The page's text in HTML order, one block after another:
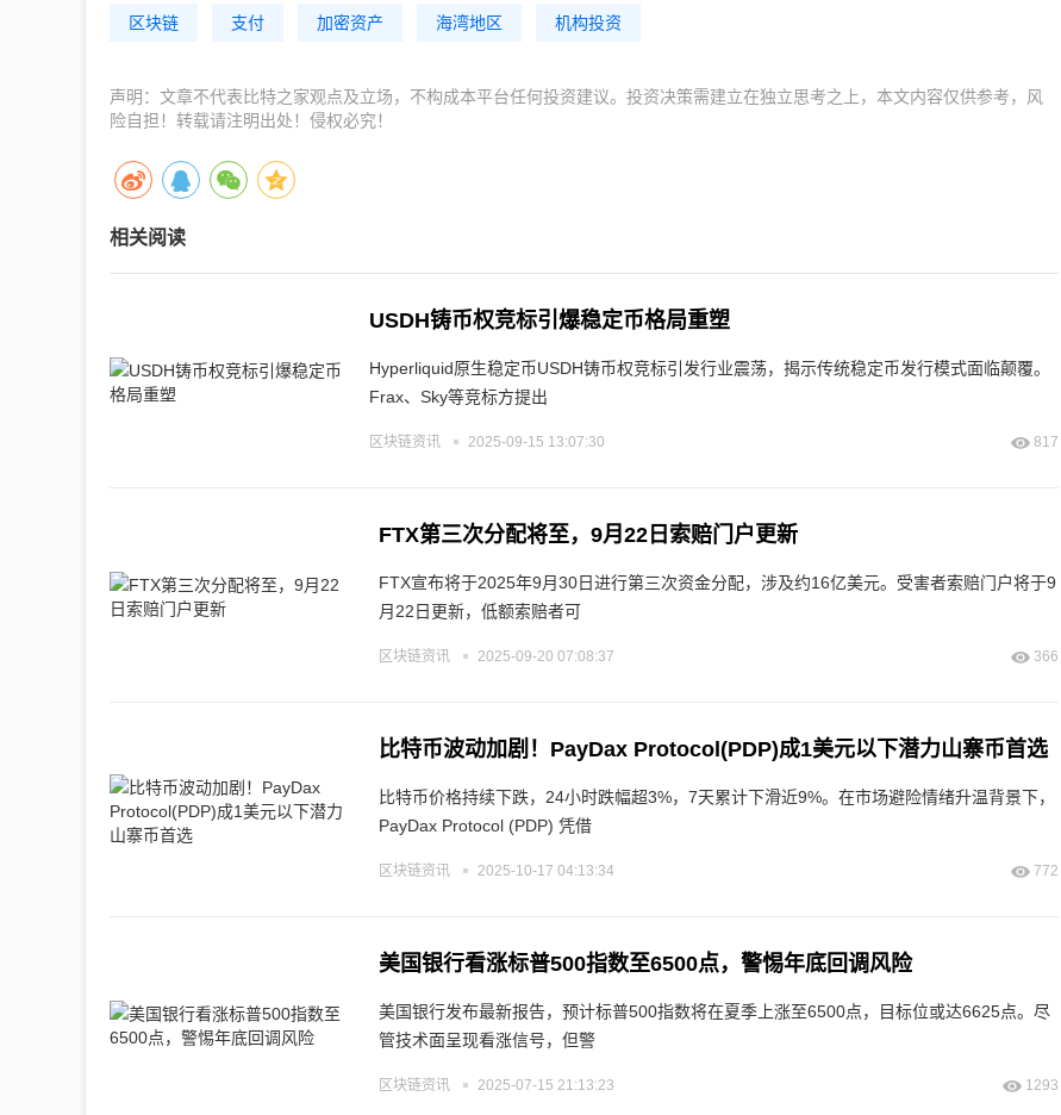
区块链 支付 加密资产 海湾地区 机构投资
声明：文章不代表比特之家观点及立场，不构成本平台任何投资建议。投资决策需建立在独立思考之上，本文内容仅供参考，风
险自担！转载请注明出处！侵权必究！
相关阅读
USDH铸币权竞标引爆稳定币格局重塑
Hyperliquid原生稳定币USDH铸币权竞标引发行业震荡，揭示传统稳定币发行模式面临颠覆。
Frax、Sky等竞标方提出
区块链资讯 2025-09-15 13:07:30 817
FTX第三次分配将至，9月22日索赔门户更新
FTX宣布将于2025年9月30日进行第三次资金分配，涉及约16亿美元。受害者索赔门户将于9
月22日更新，低额索赔者可
区块链资讯 2025-09-20 07:08:37 366
比特币波动加剧！PayDax Protocol(PDP)成1美元以下潜力山寨币首选
比特币价格持续下跌，24小时跌幅超3%，7天累计下滑近9%。在市场避险情绪升温背景下，
PayDax Protocol (PDP) 凭借
区块链资讯 2025-10-17 04:13:34 772
美国银行看涨标普500指数至6500点，警惕年底回调风险
美国银行发布最新报告，预计标普500指数将在夏季上涨至6500点，目标位或达6625点。尽
管技术面呈现看涨信号，但警
区块链资讯 2025-07-15 21:13:23 1293